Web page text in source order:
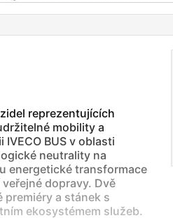
reprezentujících
mobility a
IVECO BUS v oblasti
neutrality na
energetické transformace
dopravy. Dvě
premiéry a stánek s
ekosystémem služeb.